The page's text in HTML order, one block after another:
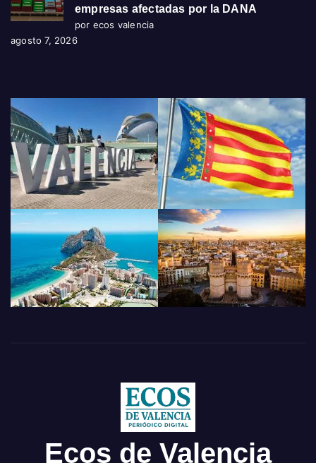
empresas afectadas por la DANA
por ecos valencia
agosto 7, 2026
Ecos de Valencia